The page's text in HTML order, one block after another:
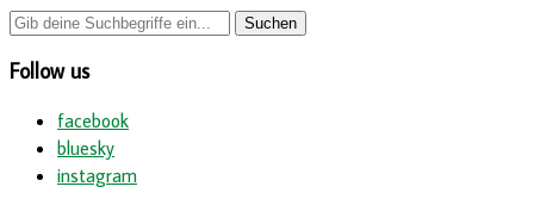
Follow us
facebook
bluesky
instagram